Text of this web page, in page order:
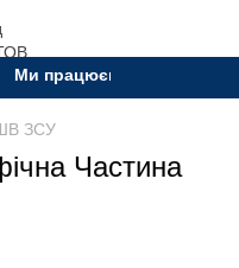
працюємо. Все буде
ЗСУ
Частина